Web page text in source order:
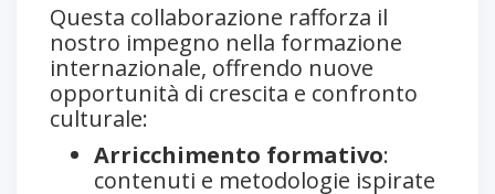
Questa collaborazione rafforza il
nostro impegno nella formazione
internazionale, offrendo nuove
opportunità di crescita e confronto
culturale:
Arricchimento formativo:
contenuti e metodologie ispirate